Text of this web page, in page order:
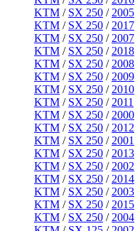
KTM / SX 250 / 2005
KTM / SX 250 / 2017
KTM / SX 250 / 2007
KTM / SX 250 / 2018
KTM / SX 250 / 2008
KTM / SX 250 / 2009
KTM / SX 250 / 2010
KTM / SX 250 / 2011
KTM / SX 250 / 2000
KTM / SX 250 / 2012
KTM / SX 250 / 2001
KTM / SX 250 / 2013
KTM / SX 250 / 2002
KTM / SX 250 / 2014
KTM / SX 250 / 2003
KTM / SX 250 / 2015
KTM / SX 250 / 2004